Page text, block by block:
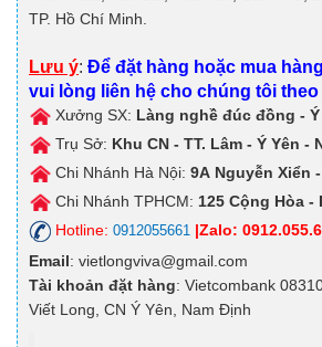
TP. Hồ Chí Minh.
Lưu ý: Để đặt hàng hoặc mua
vui lòng liên hệ cho chúng tôi
Xưởng SX: Làng nghề đúc đồng -
Trụ Sở: Khu CN - TT. Lâm - Ý Yên -
Chi Nhánh Hà Nội: 9A Nguyễn Xiển
Chi Nhánh TPHCM: 125 Cộng Hòa -
Hotline: 0912055661 |Zalo:
Email: vietlongviva@gmail.com
Tài khoản đặt hàng: Vietcombank
Viết Long, CN Ý Yên, Nam Định